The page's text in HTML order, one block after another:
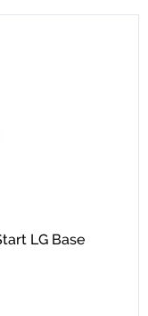
LG Base